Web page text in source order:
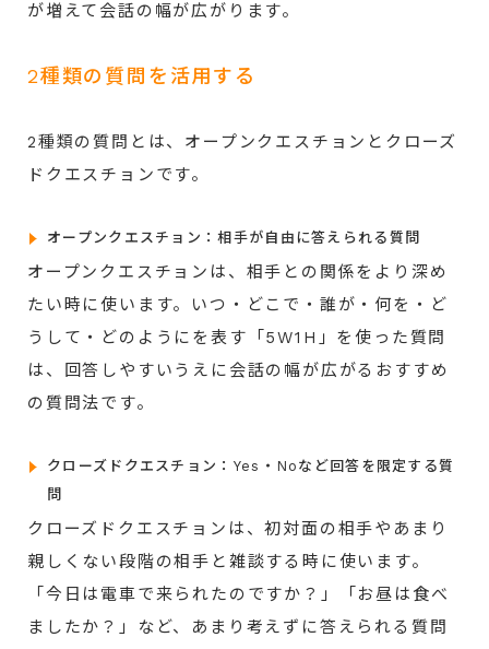
が増えて会話の幅が広がります。
2種類の質問を活用する
2種類の質問とは、オープンクエスチョンとクローズ
ドクエスチョンです。
オープンクエスチョン：相手が自由に答えられる質問
オープンクエスチョンは、相手との関係をより深め
たい時に使います。いつ・どこで・誰が・何を・ど
うして・どのようにを表す「5W1H」を使った質問
は、回答しやすいうえに会話の幅が広がるおすすめ
の質問法です。
クローズドクエスチョン：Yes・Noなど回答を限定する質
問
クローズドクエスチョンは、初対面の相手やあまり
親しくない段階の相手と雑談する時に使います。
「今日は電車で来られたのですか？」「お昼は食べ
ましたか？」など、あまり考えずに答えられる質問